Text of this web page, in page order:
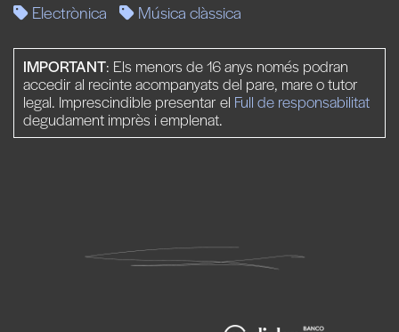
Electrònica Música clàssica
IMPORTANT: Els menors de 16 anys només podran
accedir al recinte acompanyats del pare, mare o tutor
legal. Imprescindible presentar el Full de responsabilitat
degudament imprès i emplenat.